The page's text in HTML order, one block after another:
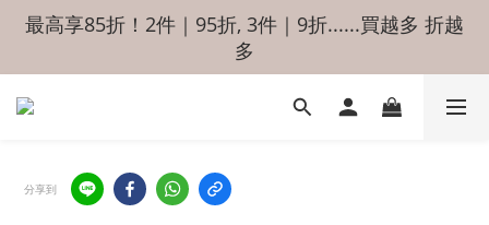
最高享85折！2件｜95折, 3件｜9折......買越多 折越
多
分享到